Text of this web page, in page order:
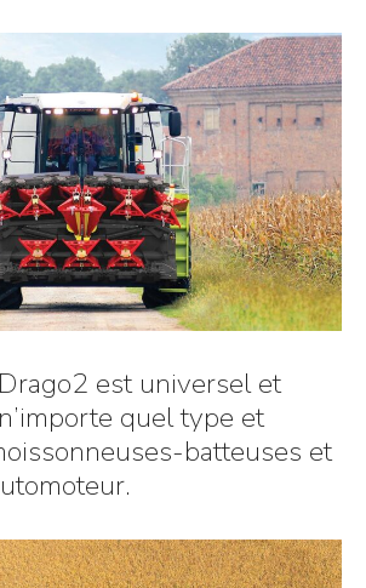
est universel et
quel type et
batteuses et